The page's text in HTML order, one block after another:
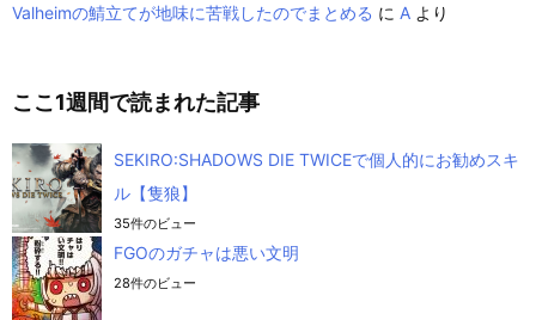
Valheimの鯖立てが地味に苦戦したのでまとめる に A より
ここ1週間で読まれた記事
SEKIRO:SHADOWS DIE TWICEで個人的にお勧めスキ
ル【隻狼】
35件のビュー
FGOのガチャは悪い文明
28件のビュー